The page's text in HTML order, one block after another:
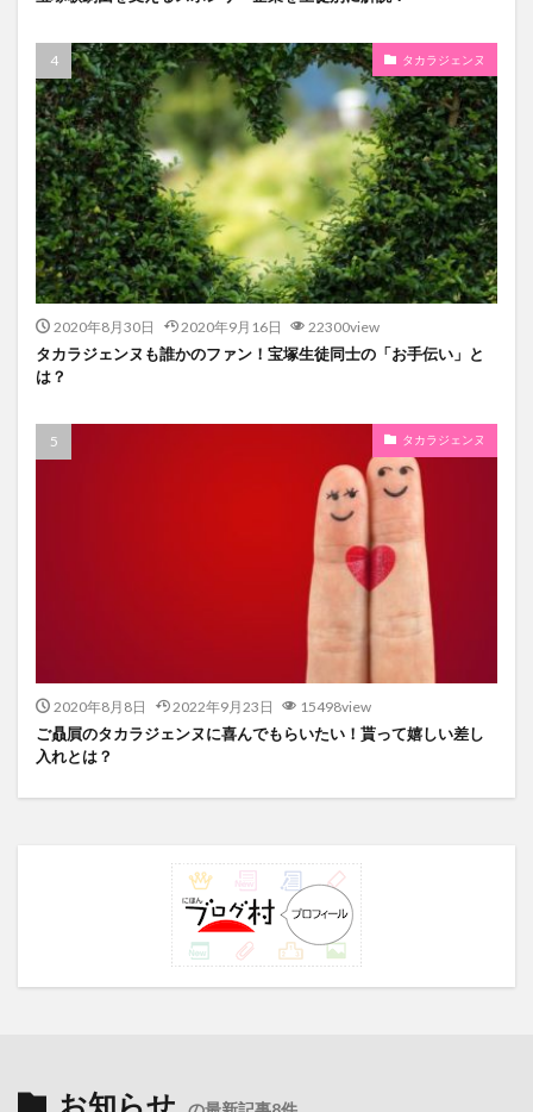
タカラジェンヌ
2020年8月30日 2020年9月16日 22300view
タカラジェンヌも誰かのファン！宝塚生徒同士の「お手伝い」と
は？
タカラジェンヌ
2020年8月8日 2022年9月23日 15498view
ご贔屓のタカラジェンヌに喜んでもらいたい！貰って嬉しい差し
入れとは？
お知らせ